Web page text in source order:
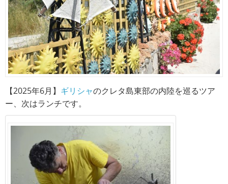
【2025年6月】 ギリシャのクレタ島東部の内陸を巡るツア
ー、次はランチです。